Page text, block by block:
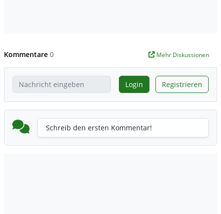
Kommentare 0 Mehr Diskussionen
Login Registrieren
Schreib den ersten Kommentar!